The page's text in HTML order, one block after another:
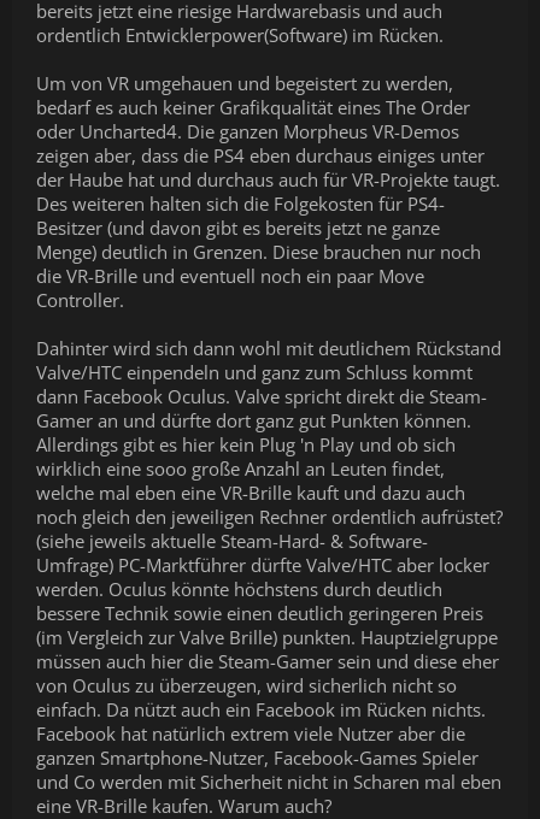
bereits jetzt eine riesige Hardwarebasis und auch
ordentlich Entwicklerpower(Software) im Rücken.
Um von VR umgehauen und begeistert zu werden,
bedarf es auch keiner Grafikqualität eines The Order
oder Uncharted4. Die ganzen Morpheus VR-Demos
zeigen aber, dass die PS4 eben durchaus einiges unter
der Haube hat und durchaus auch für VR-Projekte taugt.
Des weiteren halten sich die Folgekosten für PS4-
Besitzer (und davon gibt es bereits jetzt ne ganze
Menge) deutlich in Grenzen. Diese brauchen nur noch
die VR-Brille und eventuell noch ein paar Move
Controller.
Dahinter wird sich dann wohl mit deutlichem Rückstand
Valve/HTC einpendeln und ganz zum Schluss kommt
dann Facebook Oculus. Valve spricht direkt die Steam-
Gamer an und dürfte dort ganz gut Punkten können.
Allerdings gibt es hier kein Plug 'n Play und ob sich
wirklich eine sooo große Anzahl an Leuten findet,
welche mal eben eine VR-Brille kauft und dazu auch
noch gleich den jeweiligen Rechner ordentlich aufrüstet?
(siehe jeweils aktuelle Steam-Hard- & Software-
Umfrage) PC-Marktführer dürfte Valve/HTC aber locker
werden. Oculus könnte höchstens durch deutlich
bessere Technik sowie einen deutlich geringeren Preis
(im Vergleich zur Valve Brille) punkten. Hauptzielgruppe
müssen auch hier die Steam-Gamer sein und diese eher
von Oculus zu überzeugen, wird sicherlich nicht so
einfach. Da nützt auch ein Facebook im Rücken nichts.
Facebook hat natürlich extrem viele Nutzer aber die
ganzen Smartphone-Nutzer, Facebook-Games Spieler
und Co werden mit Sicherheit nicht in Scharen mal eben
eine VR-Brille kaufen. Warum auch?